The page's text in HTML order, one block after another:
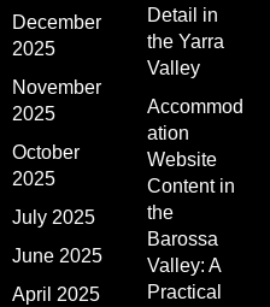
December
2025
November
2025
October
2025
July 2025
June 2025
April 2025
Detail in
the Yarra
Valley
Accommod
ation
Website
Content in
the
Barossa
Valley: A
Practical